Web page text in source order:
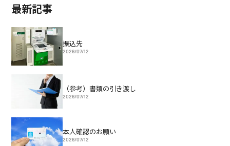
最新記事
振込先
2026/07/12
（参考）書類の引き渡し
2026/07/12
本人確認のお願い
2026/07/12